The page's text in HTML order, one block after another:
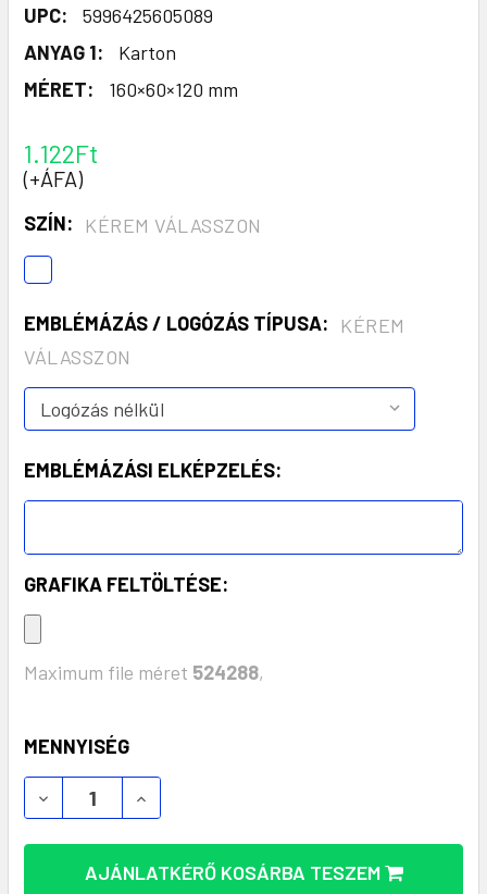
UPC:
5996425605089
ANYAG 1:
Karton
MÉRET:
160×60×120 mm
1.122Ft
(+ÁFA)
SZÍN: KÉREM VÁLASSZON
EMBLÉMÁZÁS / LOGÓZÁS TÍPUSA:
KÉREM
VÁLASSZON
EMBLÉMÁZÁSI ELKÉPZELÉS:
GRAFIKA FELTÖLTÉSE:
Maximum file méret 524288,
KÉSZLET:
MENNYISÉG
CREABOX POST XS POSTAI DOBOZ (AP716142)
CREABOX POST XS POSTAI DOBOZ
AJÁNLATKÉRŐ KOSÁRBA TESZEM